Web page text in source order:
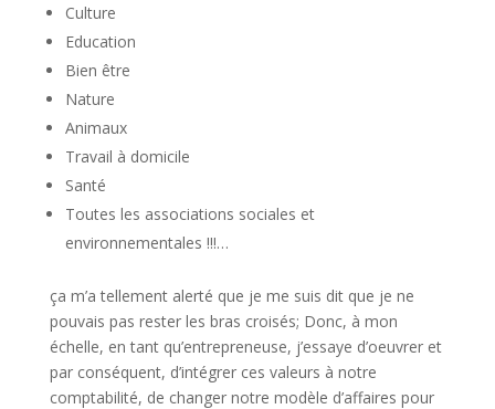
Culture
Education
Bien être
Nature
Animaux
Travail à domicile
Santé
Toutes les associations sociales et
environnementales !!!…
ça m’a tellement alerté que je me suis dit que je ne
pouvais pas rester les bras croisés; Donc, à mon
échelle, en tant qu’entrepreneuse, j’essaye d’oeuvrer et
par conséquent, d’intégrer ces valeurs à notre
comptabilité, de changer notre modèle d’affaires pour